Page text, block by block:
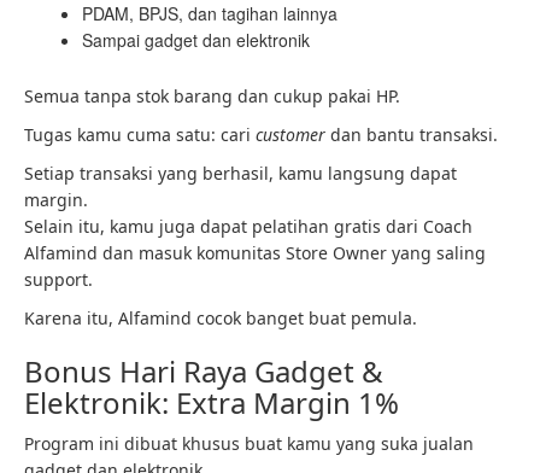
PDAM, BPJS, dan tagihan lainnya
Sampai gadget dan elektronik
Semua tanpa stok barang dan cukup pakai HP.
Tugas kamu cuma satu: cari customer dan bantu transaksi.
Setiap transaksi yang berhasil, kamu langsung dapat
margin.
Selain itu, kamu juga dapat pelatihan gratis dari Coach
Alfamind dan masuk komunitas Store Owner yang saling
support.
Karena itu, Alfamind cocok banget buat pemula.
Bonus Hari Raya Gadget &
Elektronik: Extra Margin 1%
Program ini dibuat khusus buat kamu yang suka jualan